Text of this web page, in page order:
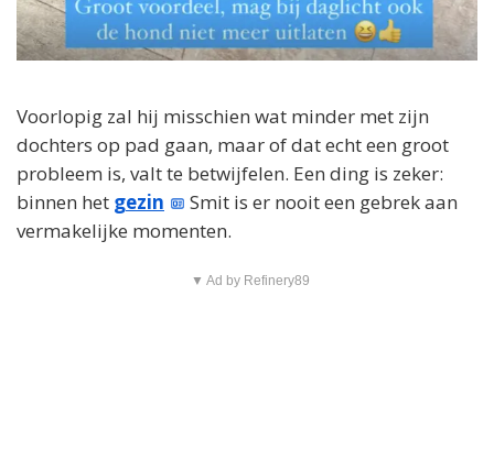
Voorlopig zal hij misschien wat minder met zijn
dochters op pad gaan, maar of dat echt een groot
probleem is, valt te betwijfelen. Een ding is zeker:
binnen het gezin
Smit is er nooit een gebrek aan
vermakelijke momenten.
▼ Ad by Refinery89